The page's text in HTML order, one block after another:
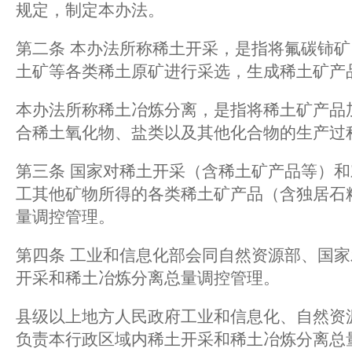
规定，制定本办法。
第二条 本办法所称稀土开采，是指将氟碳铈
土矿等各类稀土原矿进行采选，生成稀土矿产
本办法所称稀土冶炼分离，是指将稀土矿产
合稀土氧化物、盐类以及其他化合物的生产过
第三条 国家对稀土开采（含稀土矿产品等）
工其他矿物所得的各类稀土矿产品（含独居
量调控管理。
第四条 工业和信息化部会同自然资源部、国
开采和稀土冶炼分离总量调控管理。
县级以上地方人民政府工业和信息化、自然
负责本行政区域内稀土开采和稀土冶炼分离总